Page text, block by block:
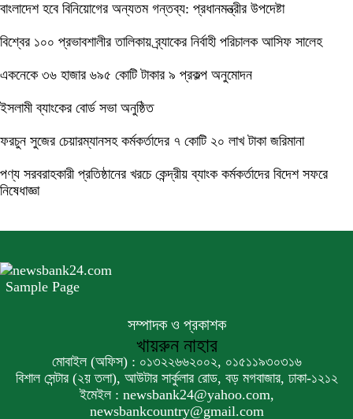
বাংলাদেশ হবে বিনিয়োগের অন্যতম গন্তব্য: প্রধানমন্ত্রীর উপদেষ্টা
বিশ্বের ১০০ প্রভাবশালীর তালিকায় ব্র্যাকের নির্বাহী পরিচালক আসিফ সালেহ
একনেকে ৩৬ হাজার ৬৯৫ কোটি টাকার ৯ প্রকল্প অনুমোদন
ইসলামী ব্যাংকের বোর্ড সভা অনুষ্ঠিত
ফরচুন সুজের চেয়ারম্যানসহ কর্মকর্তাদের ৭ কোটি ২০ লাখ টাকা জরিমানা
পণ্য সরবরাহকারী প্রতিষ্ঠানের খরচে কেন্দ্রীয় ব্যাংক কর্মকর্তাদের বিদেশ সফরে
নিষেধাজ্ঞা
Sample Page
সম্পাদক ও প্রকাশক
খায়রুন নাহার
মোবাইল (অফিস) : ০১৩২২৬৬২০০২, ০১৫১১৯৩০৩১৬
বিশাল সেন্টার (২য় তলা), আউটার সার্কুলার রোড, বড় মগবাজার, ঢাকা-১২১২
ইমেইল : newsbank24@yahoo.com,
newsbankcountry@gmail.com